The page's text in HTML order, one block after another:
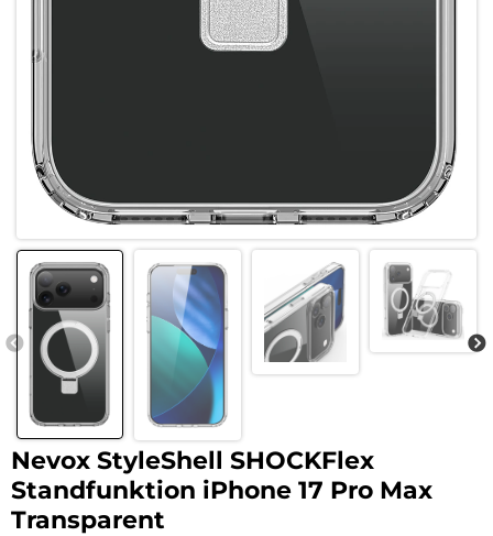
Nevox StyleShell SHOCKFlex
Standfunktion iPhone 17 Pro Max
Transparent